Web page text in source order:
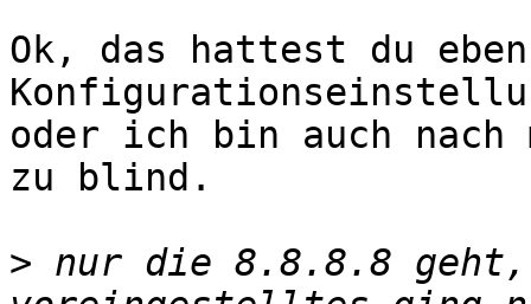
Ok, das hattest du
oder ich bin auch nach
zu blind.
> nur die 8.8.8.8